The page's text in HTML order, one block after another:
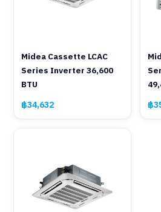
Midea Cassette LCAC
Series Inverter 36,600
BTU
฿34,632 ฿